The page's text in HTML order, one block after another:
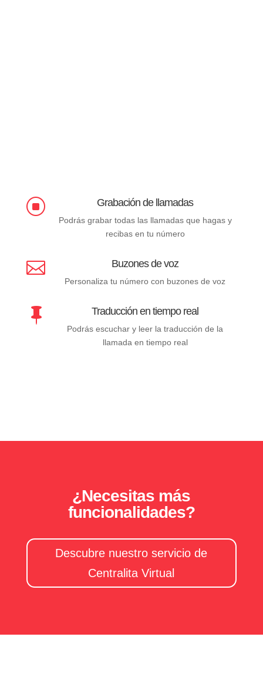
] Grabación de llamadas
Podrás grabar todas las llamadas que hagas y
recibas en tu número
 Buzones de voz
Personaliza tu número con buzones de voz
 Traducción en tiempo real
Podrás escuchar y leer la traducción de la
llamada en tiempo real
¿Necesitas más
funcionalidades?
Descubre nuestro servicio de
Centralita Virtual